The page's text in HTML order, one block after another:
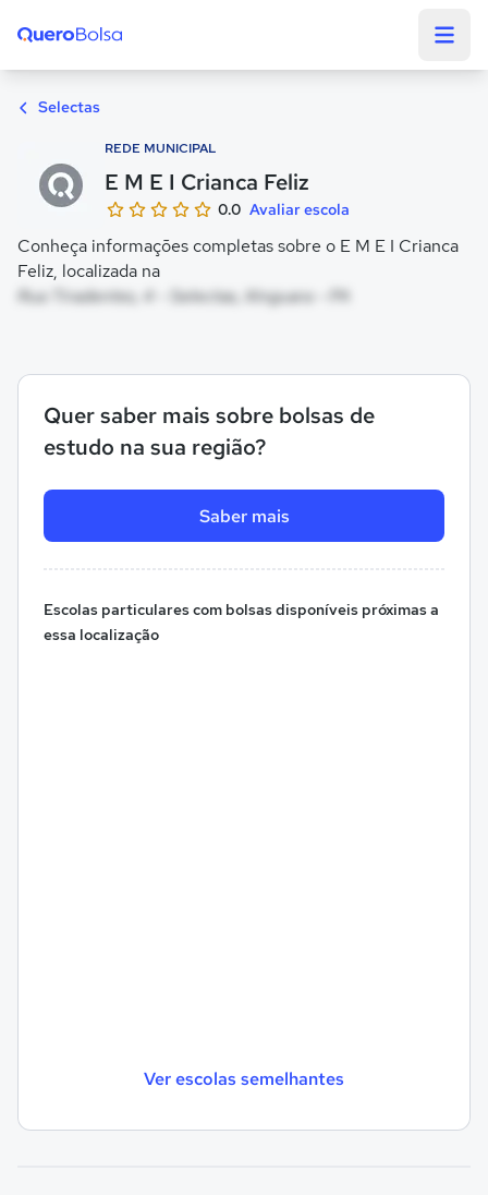
Selectas
REDE MUNICIPAL
E M E I Crianca Feliz
0.0 Avaliar escola
Conheça informações completas sobre o E M E I Crianca
Feliz, localizada na
Rua Tiradentes, 4 - Selectas, Xinguara - PA
Quer saber mais sobre bolsas de
estudo na sua região?
Saber mais
Escolas particulares com bolsas disponíveis próximas a
essa localização
Ver escolas semelhantes